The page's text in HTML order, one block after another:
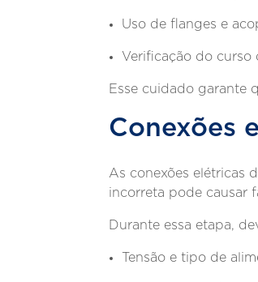
Uso de flanges e
Verificação do curso
Esse cuidado garante
Conexões
As conexões elétricas
incorreta pode causar
Durante essa etapa,
Tensão e tipo de